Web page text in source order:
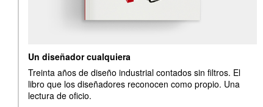
Un diseñador cualquiera
Treinta años de diseño industrial contados sin filtros. El
libro que los diseñadores reconocen como propio. Una
lectura de oficio.